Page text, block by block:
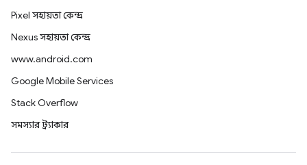
Pixel সহায়তা কেন্দ্র
Nexus সহায়তা কেন্দ্র
www.android.com
Google Mobile Services
Stack Overflow
সমস্যার ট্র্যাকার